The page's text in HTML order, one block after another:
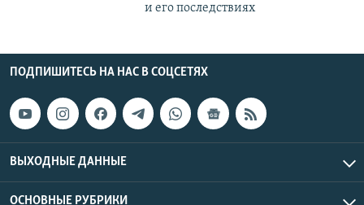
и его последствиях
ПОДПИШИТЕСЬ НА НАС В СОЦСЕТЯХ
ВЫХОДНЫЕ ДАННЫЕ
ОСНОВНЫЕ РУБРИКИ